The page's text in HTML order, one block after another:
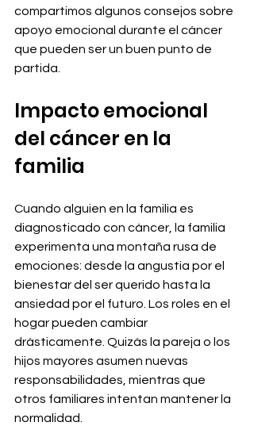
compartimos algunos consejos sobre
apoyo emocional durante el cáncer
que pueden ser un buen punto de
partida.
Impacto emocional
del cáncer en la
familia
Cuando alguien en la familia es
diagnosticado con cáncer, la familia
experimenta una montaña rusa de
emociones: desde la angustia por el
bienestar del ser querido hasta la
ansiedad por el futuro. Los roles en el
hogar pueden cambiar
drásticamente. Quizás la pareja o los
hijos mayores asumen nuevas
responsabilidades, mientras que
otros familiares intentan mantener la
normalidad.